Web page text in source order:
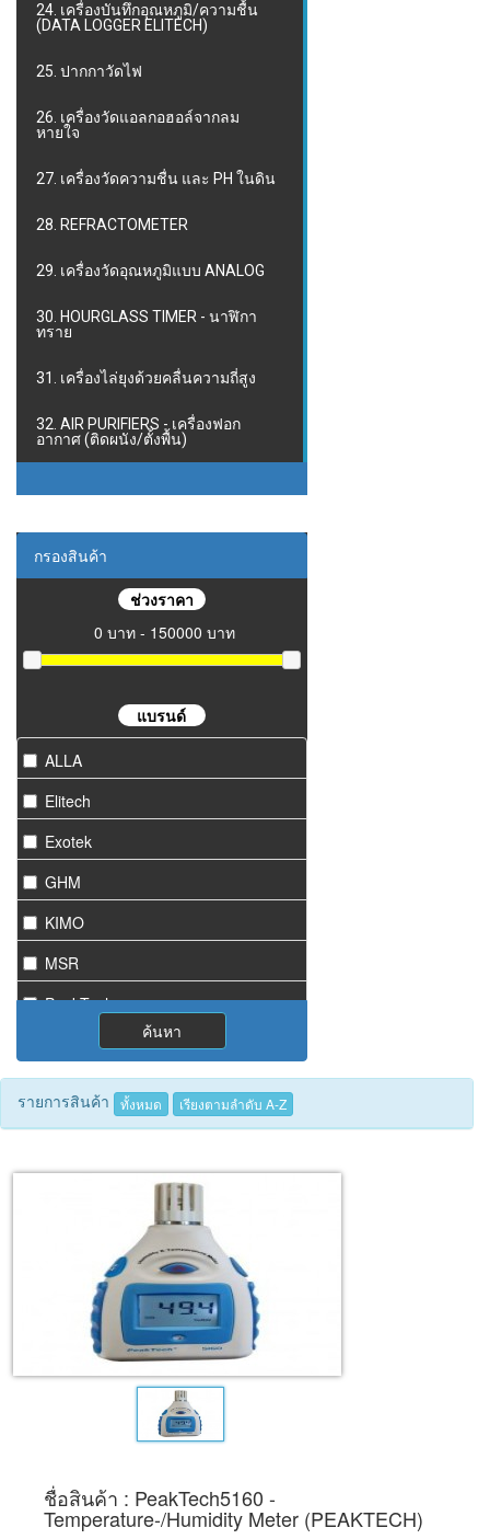
24. เครื่องบันทึกอุณหภูมิ/ความชื้น
(DATA LOGGER ELITECH)
25. ปากกาวัดไฟ
26. เครื่องวัดแอลกอฮอล์จากลม
หายใจ
27. เครื่องวัดความชื่น และ PH ในดิน
28. REFRACTOMETER
29. เครื่องวัดอุณหภูมิแบบ ANALOG
30. HOURGLASS TIMER - นาฬิกา
ทราย
31. เครื่องไล่ยุงด้วยคลื่นความถี่สูง
32. AIR PURIFIERS - เครื่องฟอก
อากาศ (ติดผนัง/ตั้งพื้น)
กรองสินค้า
ช่วงราคา
0 บาท - 150000 บาท
แบรนด์
ALLA
Elitech
Exotek
GHM
KIMO
MSR
PeakTech
Starmeter
Tecnimed
Woods
ค้นหา
รายการสินค้า ทั้งหมด เรียงตามลำดับ A-Z
ชื่อสินค้า : PeakTech5160 -
Temperature-/Humidity Meter (PEAKTECH)